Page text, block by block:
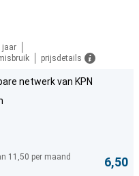
jaar
prijsdetails
netwerk van KPN
11,50 per maand
6,50